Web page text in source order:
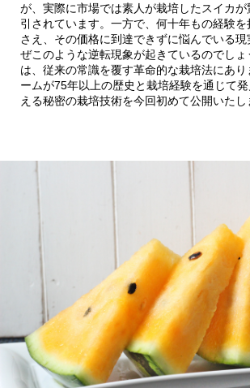
が、実際に市場では素人が栽培したスイカが
引されています。一方で、何十年もの経験
さえ、その価格に到達できずに悩んでいる
ぜこのような逆転現象が起きているのでしょ
は、従来の常識を覆す革命的な栽培法にあ
ームが75年以上の歴史と栽培経験を通じて
える秘密の栽培技術を今回初めて公開いたし